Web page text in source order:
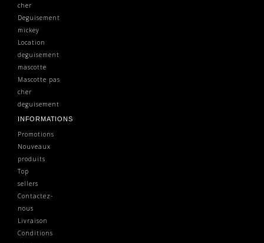
cher
Deguisement
mickey
Location
deguisement
mascotte
Mascotte pas
cher
deguisement
INFORMATIONS
Promotions
Nouveaux
produits
Top
sellers
Contactez-
nous
Livraison
Conditions